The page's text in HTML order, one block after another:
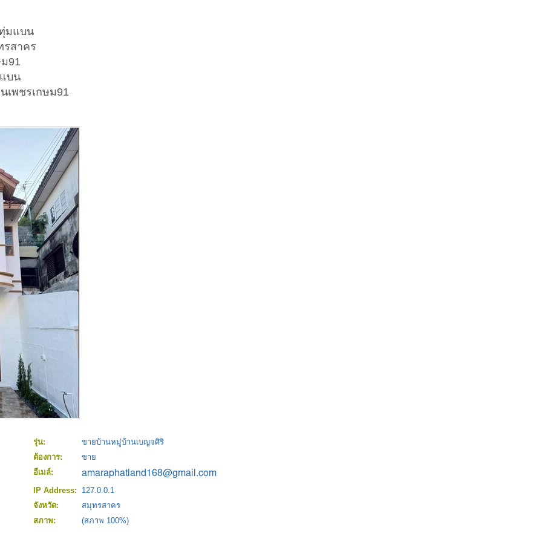
มแบน
รสาคร
91
บน
เพชรเกษม91
รุ่น:
ขายบ้านหมู่บ้านเบญจศิริ
ต้องการ:
ขาย
อีเมล์:
IP Address:
127.0.0.1
จังหวัด:
สมุทรสาคร
สภาพ:
(สภาพ 100%)